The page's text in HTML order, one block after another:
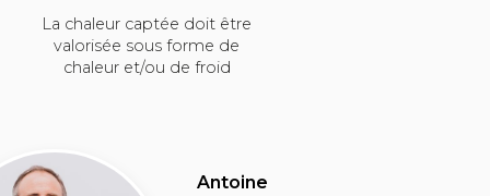
La chaleur captée doit être
valorisée sous forme de
chaleur et/ou de froid
Antoine